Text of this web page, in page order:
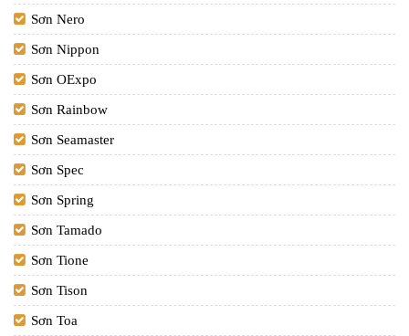
Sơn Nero
Sơn Nippon
Sơn OExpo
Sơn Rainbow
Sơn Seamaster
Sơn Spec
Sơn Spring
Sơn Tamado
Sơn Tione
Sơn Tison
Sơn Toa